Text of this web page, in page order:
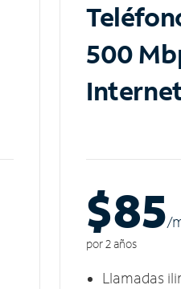
500
$85/
por 2 años
Llamadas